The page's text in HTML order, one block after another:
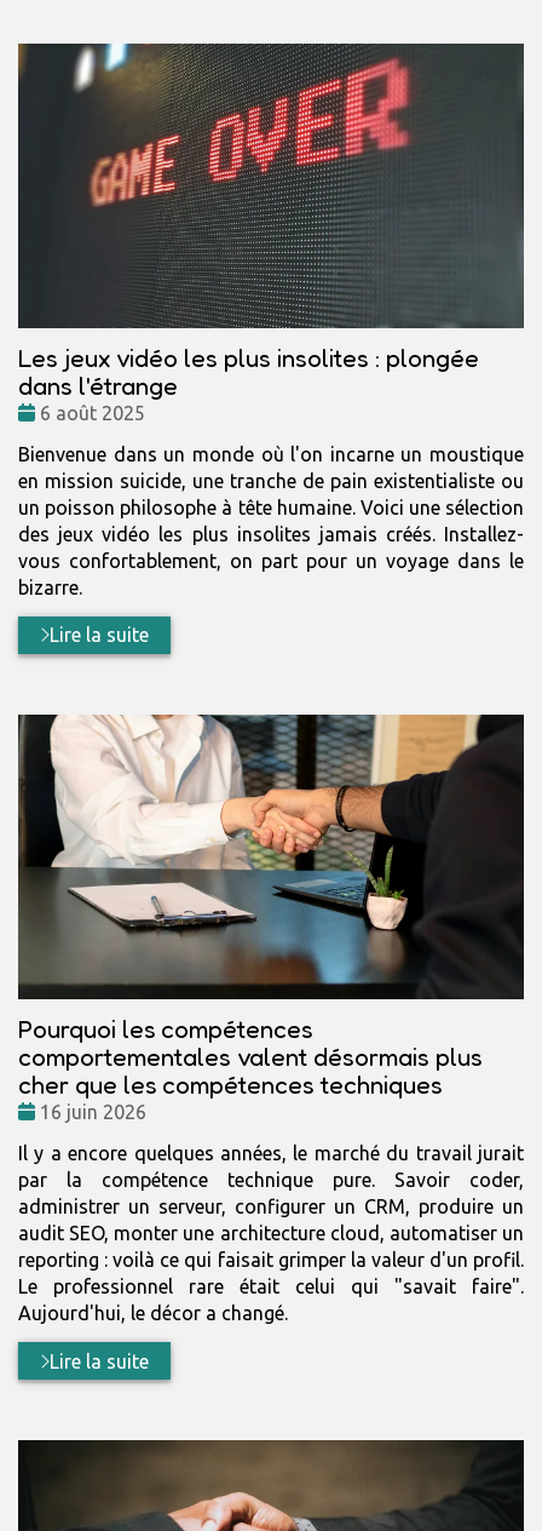
Les jeux vidéo les plus insolites : plongée
dans l'étrange
Date
6 août 2025
Bienvenue dans un monde où l'on incarne un moustique
en mission suicide, une tranche de pain existentialiste ou
un poisson philosophe à tête humaine. Voici une sélection
des jeux vidéo les plus insolites jamais créés. Installez-
vous confortablement, on part pour un voyage dans le
bizarre.
Lire la suite
Pourquoi les compétences
comportementales valent désormais plus
cher que les compétences techniques
Date
16 juin 2026
Il y a encore quelques années, le marché du travail jurait
par la compétence technique pure. Savoir coder,
administrer un serveur, configurer un CRM, produire un
audit SEO, monter une architecture cloud, automatiser un
reporting : voilà ce qui faisait grimper la valeur d'un profil.
Le professionnel rare était celui qui "savait faire".
Aujourd'hui, le décor a changé.
Lire la suite